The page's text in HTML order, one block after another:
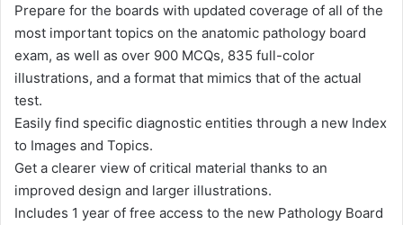
Prepare for the boards with updated coverage of all of the
most important topics on the anatomic pathology board
exam, as well as over 900 MCQs, 835 full-color
illustrations, and a format that mimics that of the actual
test.
Easily find specific diagnostic entities through a new Index
to Images and Topics.
Get a clearer view of critical material thanks to an
improved design and larger illustrations.
Includes 1 year of free access to the new Pathology Board